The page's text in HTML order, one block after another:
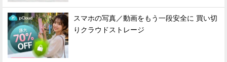
スマホの写真／動画をもう一段安全に 買い切
りクラウドストレージ